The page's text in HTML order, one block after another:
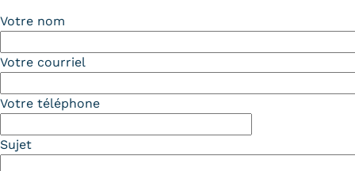
Votre nom
Votre courriel
Votre téléphone
Sujet